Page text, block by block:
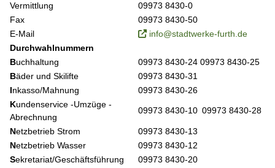
Vermittlung
09973 8430-0
Fax
09973 8430-50
E-Mail
info@stadtwerke-furth.de
Durchwahlnummern
Buchhaltung
09973 8430-24 09973 8430-25
Bäder und Skilifte
09973 8430-31
Inkasso/Mahnung
09973 8430-26
Kundenservice -Umzüge -
Abrechnung
09973 8430-10 09973 8430-28
Netzbetrieb Strom
09973 8430-13
Netzbetrieb Wasser
09973 8430-12
Sekretariat/Geschäftsführung
09973 8430-20